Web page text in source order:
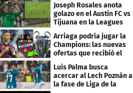
Joseph Rosales anota
golazo en el Austin FC vs
Tijuana en la Leagues
Cup
Arriaga podría jugar la
Champions: las nuevas
ofertas que recibió el
Levante
Luis Palma busca
acercar al Lech Poznán a
la fase de Liga de la